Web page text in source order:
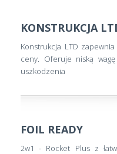
KONSTRUKCJA
Konstrukcja LTD
ceny. Oferuje niską
uszkodzenia
FOIL READY
2w1 - Rocket Plus z